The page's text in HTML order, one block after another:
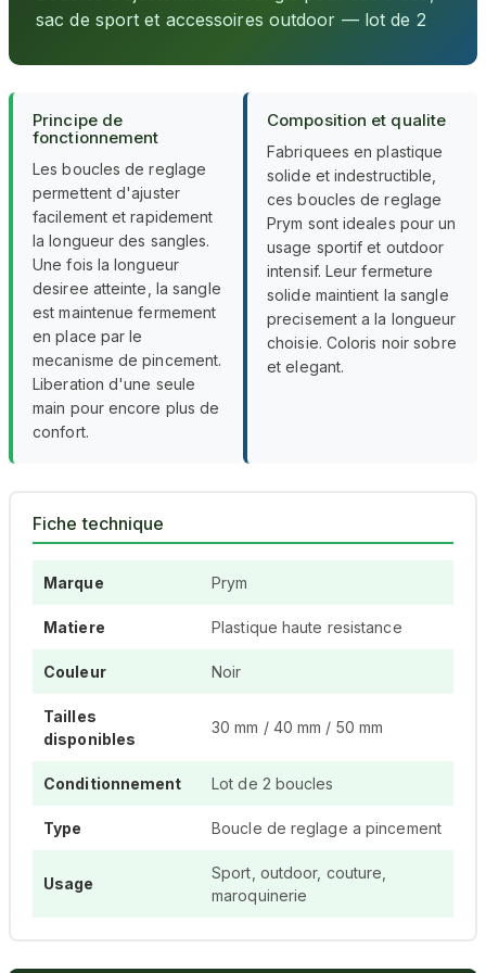
sac de sport et accessoires outdoor — lot de 2
Principe de
fonctionnement
Les boucles de reglage
permettent d'ajuster
facilement et rapidement
la longueur des sangles.
Une fois la longueur
desiree atteinte, la sangle
est maintenue fermement
en place par le
mecanisme de pincement.
Liberation d'une seule
main pour encore plus de
confort.
Composition et qualite
Fabriquees en plastique
solide et indestructible,
ces boucles de reglage
Prym sont ideales pour un
usage sportif et outdoor
intensif. Leur fermeture
solide maintient la sangle
precisement a la longueur
choisie. Coloris noir sobre
et elegant.
Fiche technique
Marque Prym
Matiere Plastique haute resistance
Couleur Noir
Tailles
disponibles
30 mm / 40 mm / 50 mm
Conditionnement Lot de 2 boucles
Type Boucle de reglage a pincement
Usage
Sport, outdoor, couture,
maroquinerie